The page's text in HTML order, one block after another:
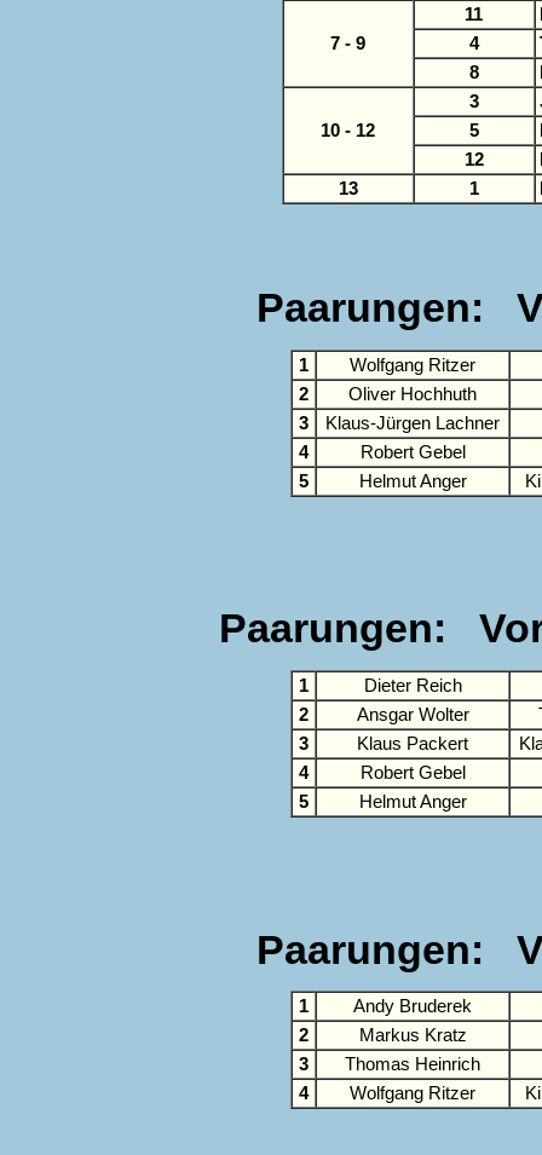
7 - 9
11
4
8
10 - 12
3
5
12
13
1
Paarungen:
1
Wolfgang Ritzer
2
Oliver Hochhuth
3
Klaus-Jürgen Lachner
4
Robert Gebel
5
Helmut Anger
Paarungen:
1 Dieter Reich
2
Ansgar Wolter
3
Klaus Packert
4
Robert Gebel
5
Helmut Anger
Paarungen:
1
Andy Bruderek
2
Markus Kratz
3
Thomas Heinrich
4
Wolfgang Ritzer